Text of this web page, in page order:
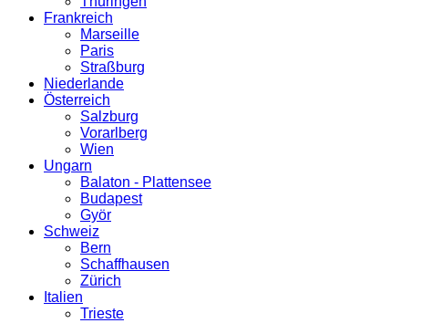
Frankreich
Marseille
Paris
Straßburg
Niederlande
Österreich
Salzburg
Vorarlberg
Wien
Ungarn
Balaton - Plattensee
Budapest
Györ
Schweiz
Bern
Schaffhausen
Zürich
Italien
Trieste